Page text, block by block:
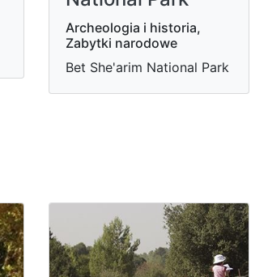
Archeologia i historia,
Zabytki narodowe
Bet She'arim National Park